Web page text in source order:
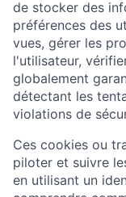
de stocker des
préférences des
vues, gérer les
l'utilisateur,
globalement
détectant les
violations de
Ces cookies ou
piloter et suivre
en utilisant un